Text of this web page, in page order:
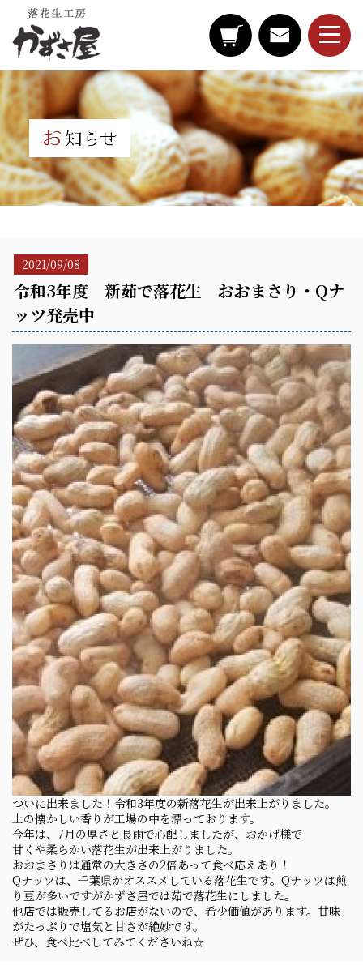
2021/09/08
令和3年度 新茹で落花生 おおまさり・Qナ
ッツ発売中
ついに出来ました！令和3年度の新落花生が出来上がりました。
土の懐かしい香りが工場の中を漂っております。
今年は、7月の厚さと長雨で心配しましたが、おかげ様で
甘くや柔らかい落花生が出来上がりました。
おおまさりは通常の大きさの2倍あって食べ応えあり！
Qナッツは、千葉県がオススメしている落花生です。Qナッツは煎
り豆が多いですがかずさ屋では茹で落花生にしました。
他店では販売してるお店がないので、希少価値があります。甘味
がたっぷりで塩気と甘さが絶妙です。
ぜひ、食べ比べしてみてくださいね☆